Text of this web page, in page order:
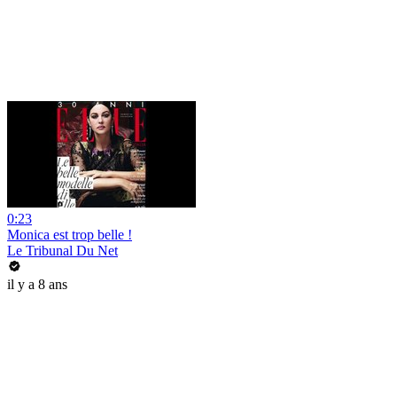
0:23
Monica est trop belle !
Le Tribunal Du Net
il y a 8 ans